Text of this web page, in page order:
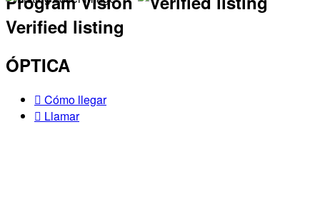
Verified listing
ÓPTICA
Cómo llegar
Llamar